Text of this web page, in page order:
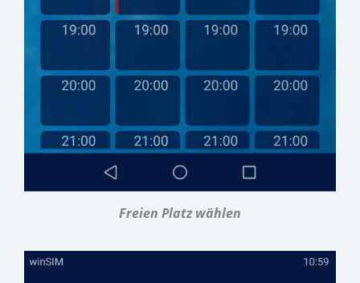
Freien Platz wählen